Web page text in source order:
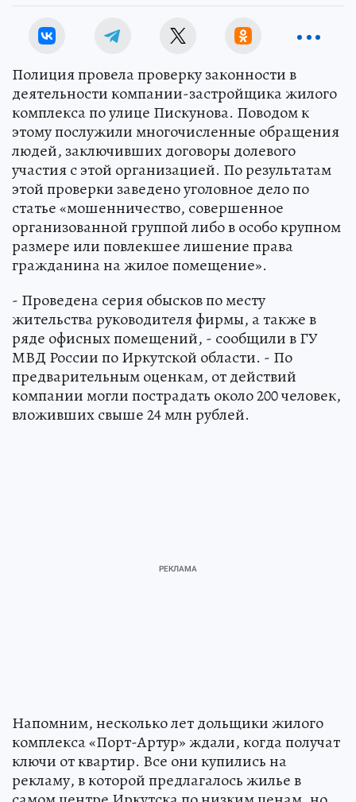
Полиция провела проверку законности в
деятельности компании-застройщика жилого
комплекса по улице Пискунова. Поводом к
этому послужили многочисленные обращения
людей, заключивших договоры долевого
участия с этой организацией. По результатам
этой проверки заведено уголовное дело по
статье «мошенничество, совершенное
организованной группой либо в особо крупном
размере или повлекшее лишение права
гражданина на жилое помещение».
- Проведена серия обысков по месту
жительства руководителя фирмы, а также в
ряде офисных помещений, - сообщили в ГУ
МВД России по Иркутской области. - По
предварительным оценкам, от действий
компании могли пострадать около 200 человек,
вложивших свыше 24 млн рублей.
Напомним, несколько лет дольщики жилого
комплекса «Порт-Артур» ждали, когда получат
ключи от квартир. Все они купились на
рекламу, в которой предлагалось жилье в